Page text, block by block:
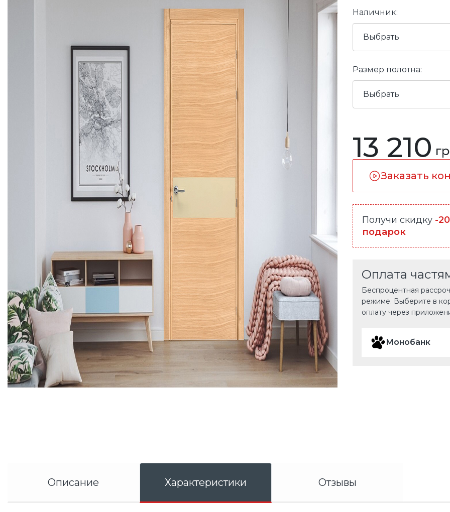
Наличник:
Выбрать
Размер полотна:
Выбрать
13 210
Заказать
Получи скидку -
подарок
Оплата
Беспроцентная
режиме. Выберите в
оплату через
Монобанк
Описание Характеристики Отзывы